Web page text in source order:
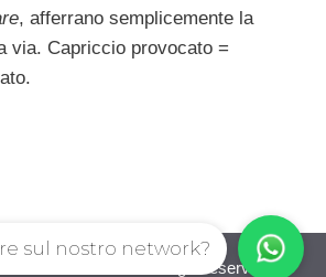
, afferrano semplicemente la
via. Capriccio provocato =
© 2026. All right reserverd.
sul nostro network?